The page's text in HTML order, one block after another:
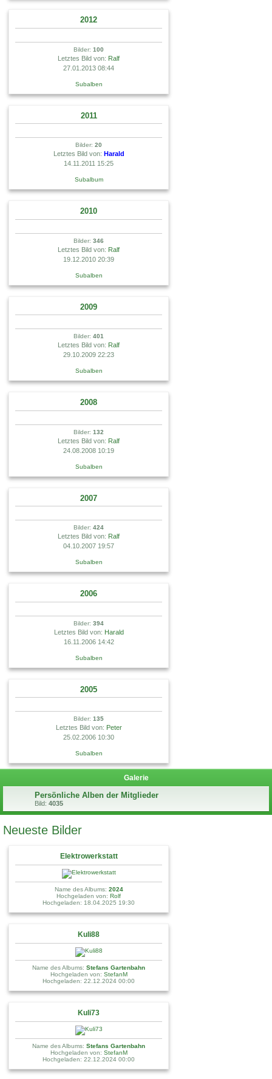
2012
Bilder: 100
Letztes Bild von: Ralf
27.01.2013 08:44
Subalben
2011
Bilder: 20
Letztes Bild von: Harald
14.11.2011 15:25
Subalbum
2010
Bilder: 346
Letztes Bild von: Ralf
19.12.2010 20:39
Subalben
2009
Bilder: 401
Letztes Bild von: Ralf
29.10.2009 22:23
Subalben
2008
Bilder: 132
Letztes Bild von: Ralf
24.08.2008 10:19
Subalben
2007
Bilder: 424
Letztes Bild von: Ralf
04.10.2007 19:57
Subalben
2006
Bilder: 394
Letztes Bild von: Harald
16.11.2006 14:42
Subalben
2005
Bilder: 135
Letztes Bild von: Peter
25.02.2006 10:30
Subalben
Galerie
Persönliche Alben der Mitglieder
Bild: 4035
Neueste Bilder
Elektrowerkstatt
Name des Albums: 2024
Hochgeladen von: Rolf
Hochgeladen: 18.04.2025 19:30
Kuli88
Name des Albums: Stefans Gartenbahn
Hochgeladen von: StefanM
Hochgeladen: 22.12.2024 00:00
Kuli73
Name des Albums: Stefans Gartenbahn
Hochgeladen von: StefanM
Hochgeladen: 22.12.2024 00:00